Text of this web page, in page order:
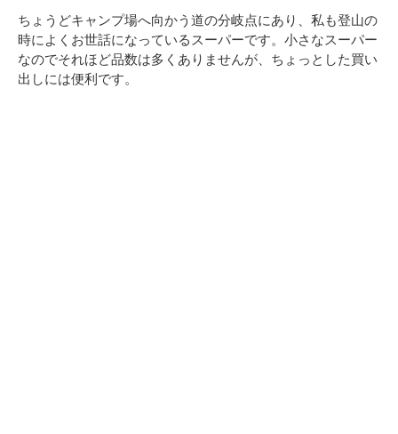
ちょうどキャンプ場へ向かう道の分岐点にあり、私も登山の
時によくお世話になっているスーパーです。小さなスーパー
なのでそれほど品数は多くありませんが、ちょっとした買い
出しには便利です。